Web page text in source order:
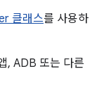
클래스를 사용하
, ADB 또는 다른